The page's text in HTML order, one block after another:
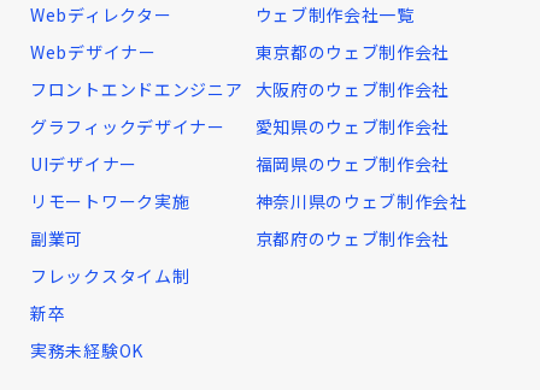
Webディレクター
Webデザイナー
フロントエンドエンジニア
グラフィックデザイナー
UIデザイナー
リモートワーク実施
副業可
フレックスタイム制
新卒
実務未経験OK
ウェブ制作会社一覧
東京都のウェブ制作会社
大阪府のウェブ制作会社
愛知県のウェブ制作会社
福岡県のウェブ制作会社
神奈川県のウェブ制作会社
京都府のウェブ制作会社